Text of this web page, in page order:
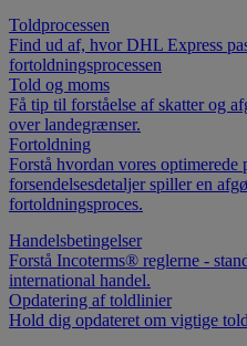
Toldprocessen
Find ud af, hvor DHL Express
fortoldningsprocessen
Told og moms
Få tip til forståelse af skatter og
over landegrænser.
Fortoldning
Forstå hvordan vores optimerede
forsendelsesdetaljer spiller en
fortoldningsproces.
Handelsbetingelser
Forstå Incoterms® reglerne -
international handel.
Opdatering af toldlinier
Hold dig opdateret om vigtige